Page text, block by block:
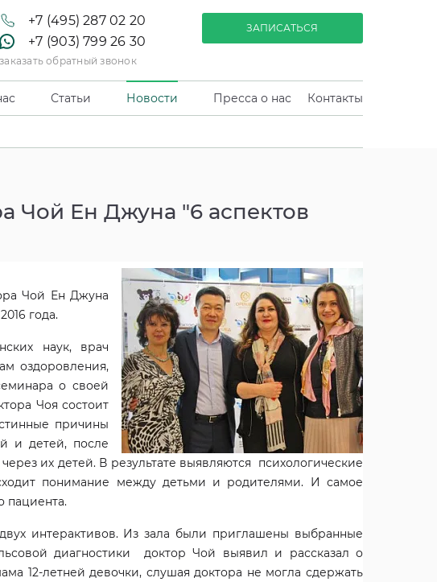
+7 (495) 287 02 20
+7 (903) 799 26 30
заказать обратный звонок
ЗАПИСАТЬСЯ
Статьи Новости Пресса о нас Контакты
Чой Ен Джуна "6 аспектов
Чой Ен Джуна
года.
наук, врач
оздоровления,
о своей
Чоя состоит
причины
и детей, после
их детей. В результате выявляются психологические
понимание между детьми и родителями. И самое
пациента.
интерактивов. Из зала были приглашены выбранные
диагностики доктор Чой выявил и рассказал о
12-летней девочки, слушая доктора не могла сдержать